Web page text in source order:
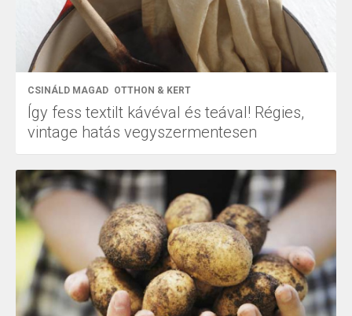
CSINÁLD MAGAD OTTHON & KERT
Így fess textilt kávéval és teával! Régies,
vintage hatás vegyszermentesen